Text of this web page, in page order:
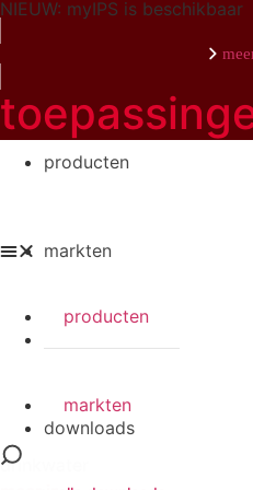
NIEUW: myIPS is beschikbaar
producten
markten
downloads
producten
markten
drinkwater